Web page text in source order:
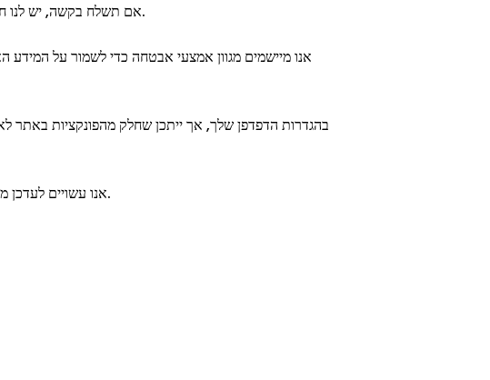
אם תשלח בקשה, יש לנו חודש להגיב אליך. אם ברצונך לממש אחת מהזכויות הללו, אנא פנה אלינו לפי פרטי ההתקשרות המופיעים למטה.
אנו מיישמים מגוון אמצעי אבטחה כדי לשמור על המידע
אנו עשויים לעדכן מדיניות זו מעת לעת. כל שינוי יתפרסם בדף זה. אנו ממליצים לבדוק מדי פעם את מדיניות הפרטיות כדי להתעדכן.